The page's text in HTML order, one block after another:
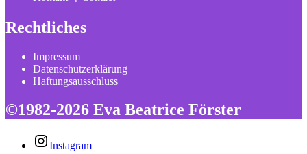
Rechtliches
Impressum
Datenschutzerklärung
Haftungsausschluss
©1982-2026 Eva Beatrice Förster
Instagram